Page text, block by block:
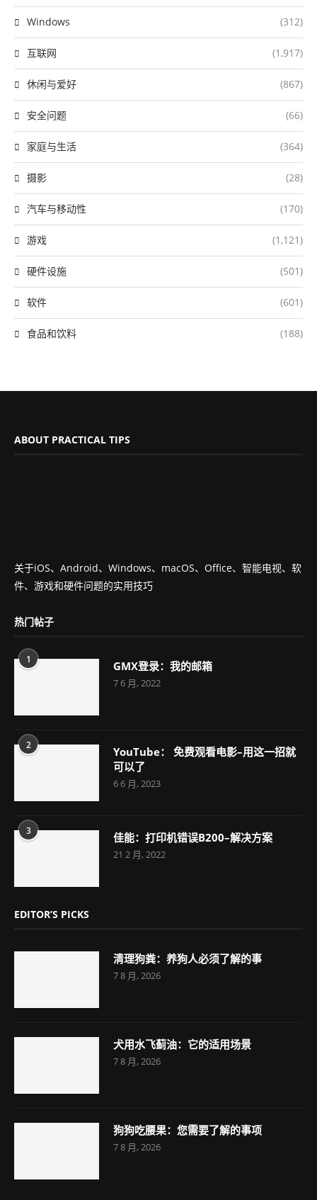
Windows (312)
互联网 (1,917)
休闲与爱好 (867)
安全问题 (66)
家庭与生活 (364)
摄影 (28)
汽车与移动性 (170)
游戏 (1,121)
硬件设施 (501)
软件 (601)
食品和饮料 (188)
ABOUT PRACTICAL TIPS
关于iOS、Android、Windows、macOS、Office、智能电视、软
件、游戏和硬件问题的实用技巧
热门帖子
1 GMX登录：我的邮箱
7 6 月, 2022
2
YouTube： 免费观看电影–用这一招就
可以了
6 6 月, 2023
3 佳能：打印机错误B200–解决方案
21 2 月, 2022
EDITOR’S PICKS
清理狗粪：养狗人必须了解的事
7 8 月, 2026
犬用水飞蓟油：它的适用场景
7 8 月, 2026
狗狗吃腰果：您需要了解的事项
7 8 月, 2026